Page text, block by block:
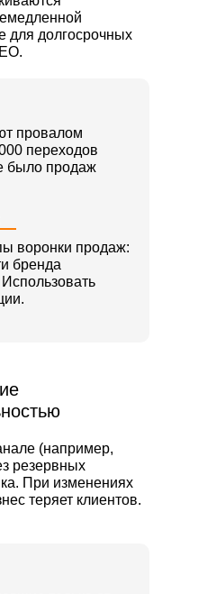
для долгосрочных
провалом
переходов
было продаж
воронки продаж:
бренда
(например,
резервных
При изменениях
теряет клиентов.